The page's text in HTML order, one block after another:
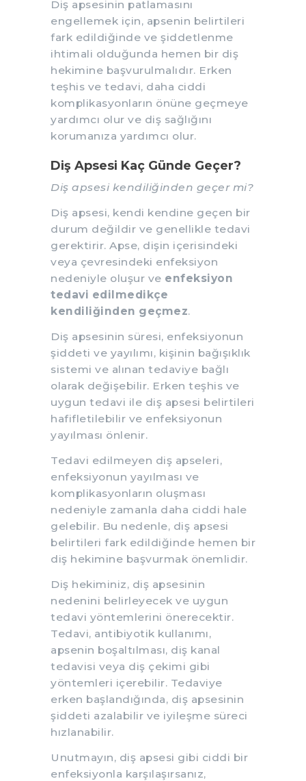
Diş apsesinin patlamasını
engellemek için, apsenin belirtileri
fark edildiğinde ve şiddetlenme
ihtimali olduğunda hemen bir diş
hekimine başvurulmalıdır. Erken
teşhis ve tedavi, daha ciddi
komplikasyonların önüne geçmeye
yardımcı olur ve diş sağlığını
korumanıza yardımcı olur.
Diş Apsesi Kaç Günde Geçer?
Diş apsesi kendiliğinden geçer mi?
Diş apsesi, kendi kendine geçen bir
durum değildir ve genellikle tedavi
gerektirir. Apse, dişin içerisindeki
veya çevresindeki enfeksiyon
nedeniyle oluşur ve enfeksiyon
tedavi edilmedikçe
kendiliğinden geçmez.
Diş apsesinin süresi, enfeksiyonun
şiddeti ve yayılımı, kişinin bağışıklık
sistemi ve alınan tedaviye bağlı
olarak değişebilir. Erken teşhis ve
uygun tedavi ile diş apsesi belirtileri
hafifletilebilir ve enfeksiyonun
yayılması önlenir.
Tedavi edilmeyen diş apseleri,
enfeksiyonun yayılması ve
komplikasyonların oluşması
nedeniyle zamanla daha ciddi hale
gelebilir. Bu nedenle, diş apsesi
belirtileri fark edildiğinde hemen bir
diş hekimine başvurmak önemlidir.
Diş hekiminiz, diş apsesinin
nedenini belirleyecek ve uygun
tedavi yöntemlerini önerecektir.
Tedavi, antibiyotik kullanımı,
apsenin boşaltılması, diş kanal
tedavisi veya diş çekimi gibi
yöntemleri içerebilir. Tedaviye
erken başlandığında, diş apsesinin
şiddeti azalabilir ve iyileşme süreci
hızlanabilir.
Unutmayın, diş apsesi gibi ciddi bir
enfeksiyonla karşılaşırsanız,